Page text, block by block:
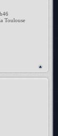
Toulouse